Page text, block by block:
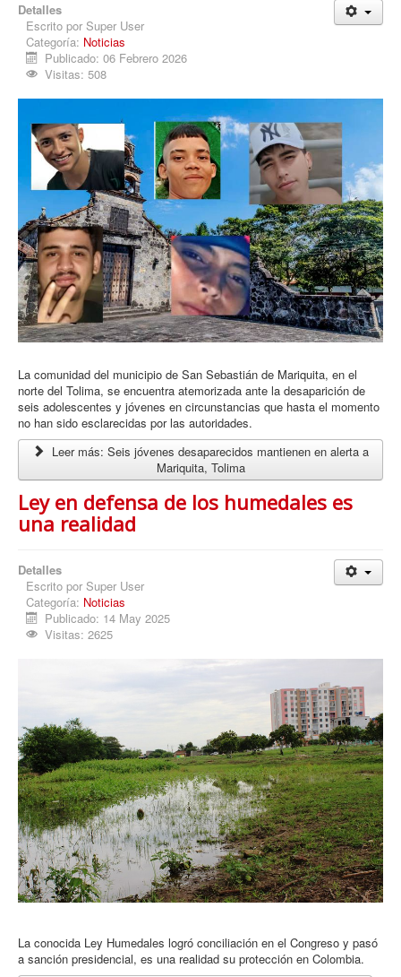
Detalles
Escrito por Super User
Categoría: Noticias
Publicado: 06 Febrero 2026
Visitas: 508
La comunidad del municipio de San Sebastián de Mariquita, en el
norte del Tolima, se encuentra atemorizada ante la desaparición de
seis adolescentes y jóvenes en circunstancias que hasta el momento
no han sido esclarecidas por las autoridades.
Leer más: Seis jóvenes desaparecidos mantienen en alerta a
Mariquita, Tolima
Ley en defensa de los humedales es
una realidad
Detalles
Escrito por Super User
Categoría: Noticias
Publicado: 14 May 2025
Visitas: 2625
La conocida Ley Humedales logró conciliación en el Congreso y pasó
a sanción presidencial, es una realidad su protección en Colombia.